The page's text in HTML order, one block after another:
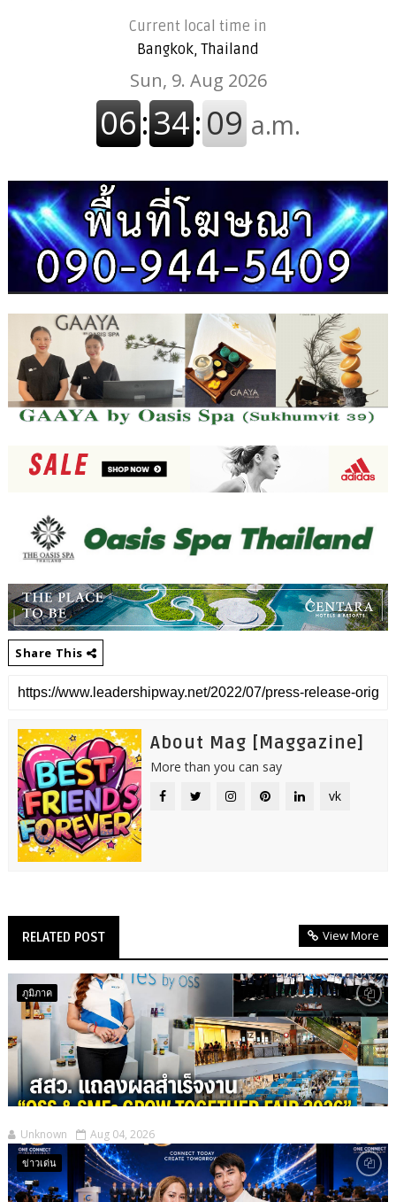
Current local time in
Bangkok, Thailand
Share This
About Mag [Maggazine]
More than you can say
vk
RELATED POST View More
ภูมิภาค
Unknown Aug 04, 2026
ข่าวเด่น